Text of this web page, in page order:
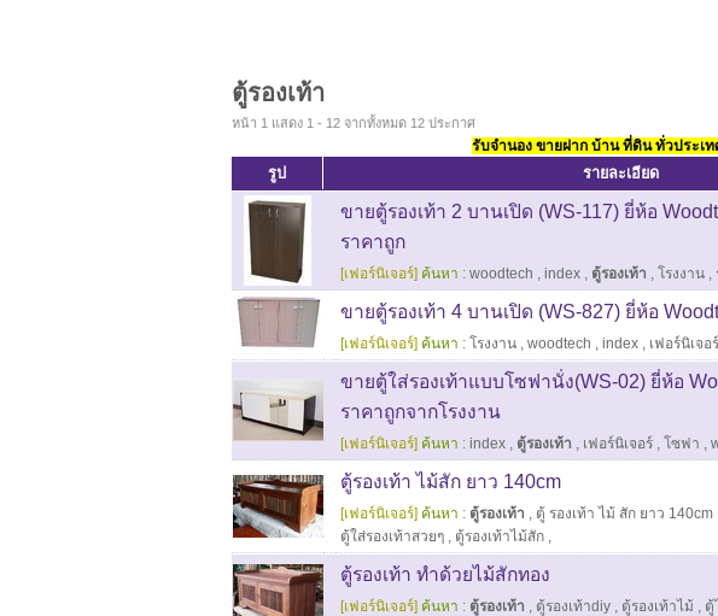
ตู้รองเท้า
หน้า 1 แสดง 1 - 12 จากทั้งหมด 12 ประกาศ
รับจำนอง ขายฝาก บ้าน ที่ดิน ทั่วประเท
รูป รายละเอียด
ขายตู้รองเท้า 2 บานเปิด (WS-117) ยี่ห้อ
ราคาถูก
[เฟอร์นิเจอร์] ค้นหา : woodtech , index , ตู้รองเท้า , โรงงาน ,
ขายตู้รองเท้า 4 บานเปิด (WS-827) ยี่ห้อ
[เฟอร์นิเจอร์] ค้นหา : โรงงาน , woodtech , index , เฟอร์นิเจอร์
ขายตู้ใส่รองเท้าแบบโซฟานั่ง(WS-02) ยี่ห้อ
ราคาถูกจากโรงงาน
[เฟอร์นิเจอร์] ค้นหา : index , ตู้รองเท้า , เฟอร์นิเจอร์ , โซฟา ,
ตู้รองเท้า ไม้สัก ยาว 140cm
[เฟอร์นิเจอร์] ค้นหา : ตู้รองเท้า , ตู้ รองเท้า ไม้ สัก ยาว 140cm
ตู้ใส่รองเท้าสวยๆ , ตู้รองเท้าไม้สัก ,
ตู้รองเท้า ทำด้วยไม้สักทอง
[เฟอร์นิเจอร์] ค้นหา : ตู้รองเท้า , ตู้รองเท้าdiy , ตู้รองเท้าไม้ , ตู้